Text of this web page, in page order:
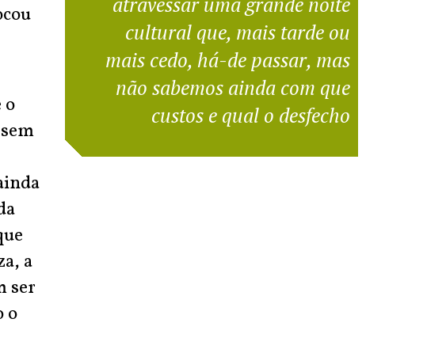
o
a
ser
o
cultural que, mais tarde ou
mais cedo, há-de passar, mas
não sabemos ainda com que
custos e qual o desfecho